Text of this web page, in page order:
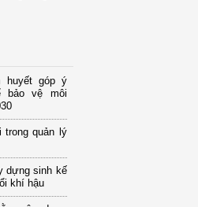
huyết góp ý
bảo vệ môi
trong quản lý
dựng sinh kế
khí hậu